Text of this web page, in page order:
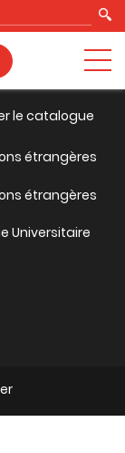
le catalogue
étrangères
étrangères
Universitaire